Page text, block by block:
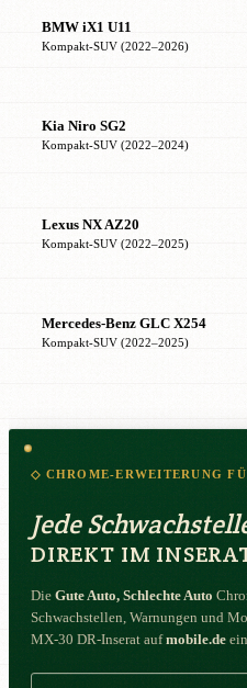
BMW iX1 U11
Kompakt-SUV (2022–2026)
Kia Niro SG2
Kompakt-SUV (2022–2024)
Lexus NX AZ20
Kompakt-SUV (2022–2025)
Mercedes-Benz GLC X254
Kompakt-SUV (2022–2025)
◇ CHROME-ERWEITERUNG
Jede
DIREKT IM
Die Gute Auto, Schlechte Auto
Schwachstellen, Warnungen und
MX-30 DR-Inserat aufmobile.de